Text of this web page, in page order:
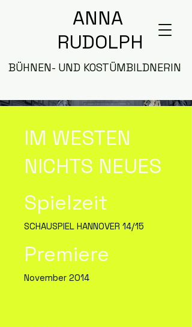
BÜHNEN- UND KOSTÜMBILDNERIN
ANNA
RUDOLPH
IM WESTEN
NICHTS NEUES
Spielzeit
SCHAUSPIEL HANNOVER 14/15
Premiere
November 2014